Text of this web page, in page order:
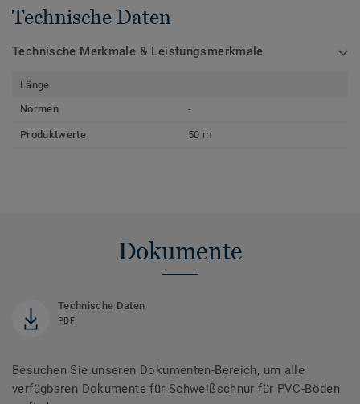
Technische Daten
Technische Merkmale & Leistungsmerkmale
Länge
Normen
-
Produktwerte 50 m
Dokumente
Technische Daten
PDF
Besuchen Sie unseren Dokumenten-Bereich, um alle
verfügbaren Dokumente für Schweißschnur für PVC-Böden